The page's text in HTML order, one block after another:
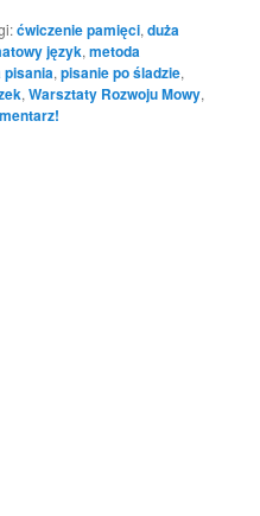
ćwiczenie pamięci,duża
język,metoda
pisania,pisanie po śladzie,
,Warsztaty Rozwoju Mowy,